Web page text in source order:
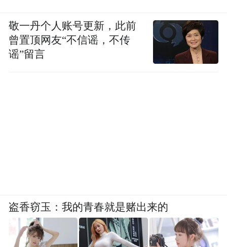
敬一丹个人账号更新，此前
曾置顶网友“不信谣，不传
谣”留言
盗香窃玉：我的青春就是赌出来的